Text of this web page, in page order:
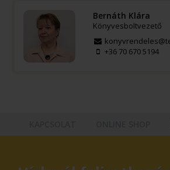
Bernáth Klára
Könyvesboltvezető
+36 70 670 5194